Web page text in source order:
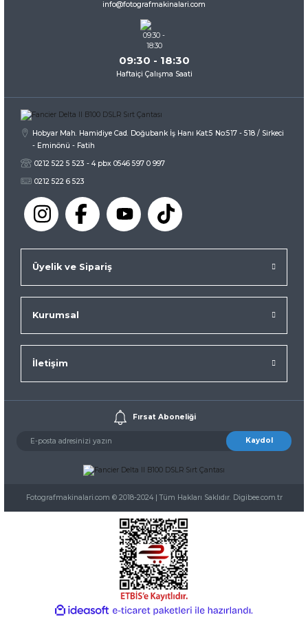
info@fotografmakinalari.com
09:30 - 18:30
Haftaiçi Çalışma Saati
Hobyar Mah. Hamidiye Cad. Doğubank İş Hanı Kat:5 No:517 - 518 / Sirkeci
- Eminönü - Fatih
0212 522 5 523 - 4 pbx 0546 597 0 997
0212 522 6 523
Üyelik ve Sipariş
Kurumsal
İletişim
Fırsat Aboneliği
Kaydol
Fotografmakinalari.com © 2018-2024 | Tüm Hakları Saklıdır. Digibee.com.tr
ideasoft e-